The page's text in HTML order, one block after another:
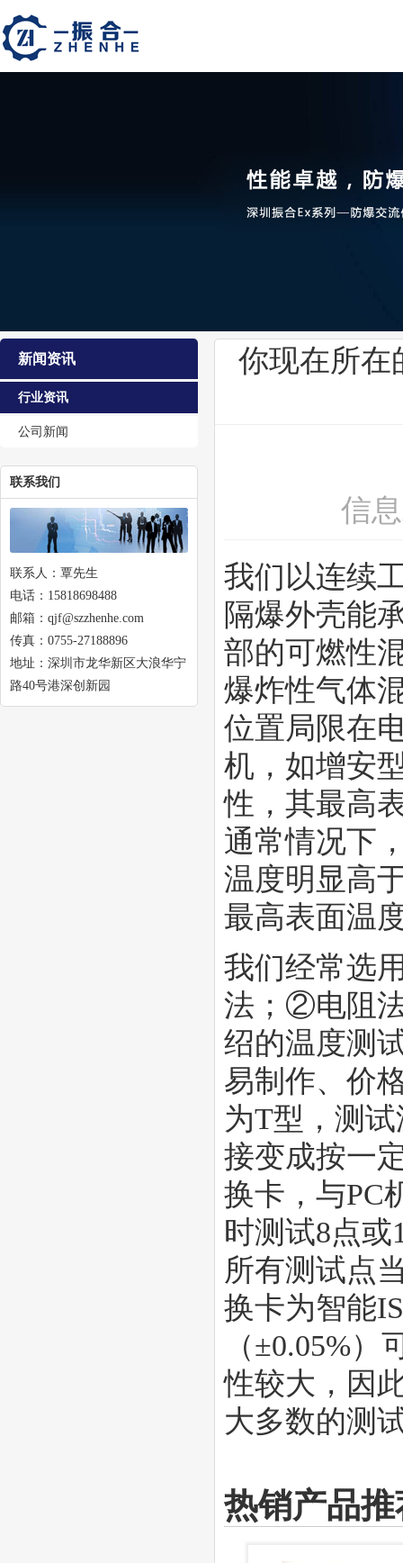
新闻资讯
行业资讯
公司新闻
联系我们
联系人：覃先生
电话：15818698488
邮箱：qjf@szzhenhe.com
传真：0755-27188896
地址：深圳市龙华新区大浪华宁
路40号港深创新园
你现在所在
信
我们以连续
隔爆外壳能
部的可燃性
爆炸性气体
位置局限在
机，如增安
性，其最高
通常情况下
温度明显高
最高表面温
我们经常选
法；②电阻
绍的温度测
易制作、价
为T型，测
接变成按一
换卡，与PC
时测试8点
所有测试点
换卡为智能
（±0.05%
性较大，因
大多数的测
热销产品推